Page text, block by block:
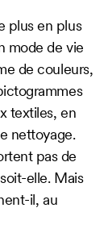
plus en plus
mode de vie
de couleurs,
textiles, en
nettoyage.
pas de
elle. Mais
il, au